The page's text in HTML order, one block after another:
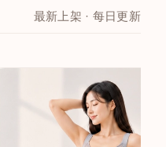
最新上架 · 每日更新